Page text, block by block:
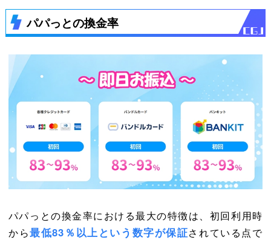
パパっとの換金率
パパっとの換金率における最大の特徴は、初回利用時
から最低83％以上という数字が保証されている点で